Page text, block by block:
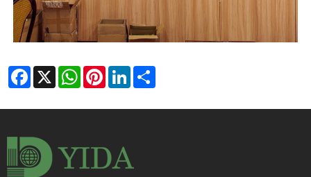
Facebook
X WhatsAppPinterestLinkedIn